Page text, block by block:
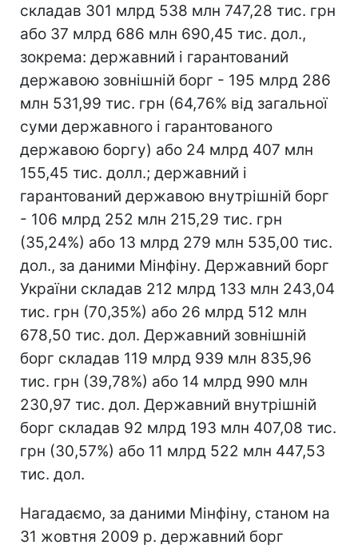
складав 301 млрд 538 млн 747,28 тис. грн
або 37 млрд 686 млн 690,45 тис. дол.,
зокрема: державний і гарантований
державою зовнішній борг - 195 млрд 286
млн 531,99 тис. грн (64,76% від загальної
суми державного і гарантованого
державою боргу) або 24 млрд 407 млн
155,45 тис. долл.; державний і
гарантований державою внутрішній борг
- 106 млрд 252 млн 215,29 тис. грн
(35,24%) або 13 млрд 279 млн 535,00 тис.
дол., за даними Мінфіну. Державний борг
України складав 212 млрд 133 млн 243,04
тис. грн (70,35%) або 26 млрд 512 млн
678,50 тис. дол. Державний зовнішній
борг складав 119 млрд 939 млн 835,96
тис. грн (39,78%) або 14 млрд 990 млн
230,97 тис. дол. Державний внутрішній
борг складав 92 млрд 193 млн 407,08 тис.
грн (30,57%) або 11 млрд 522 млн 447,53
тис. дол.
Нагадаємо, за даними Мінфіну, станом на
31 жовтня 2009 р. державний борг